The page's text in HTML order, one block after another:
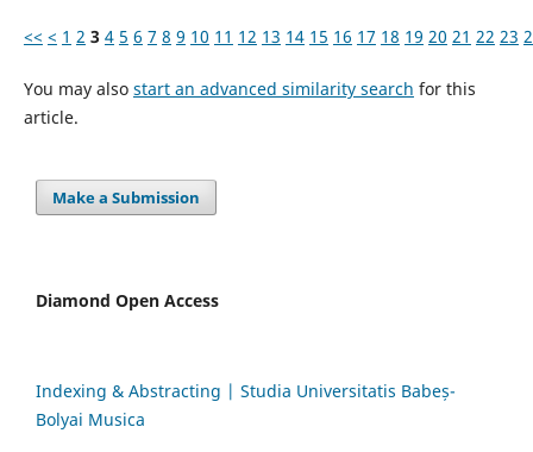
<< < 1 2 3 4 5 6 7 8 9 10 11 12 13 14 15 16 17 18 19 20 21 22 23
You may also start an advanced similarity search for this
article.
Make a Submission
Diamond Open Access
Indexing & Abstracting | Studia Universitatis Babeș-
Bolyai Musica